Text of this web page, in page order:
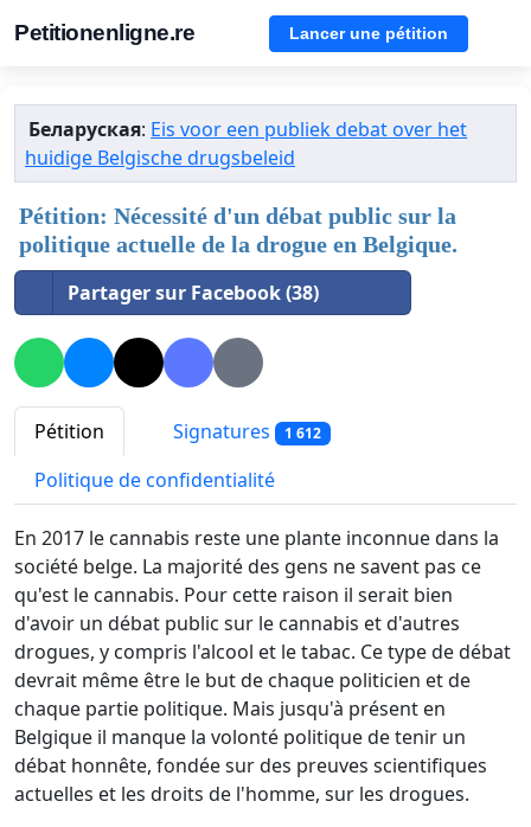
Petitionenligne.re Lancer une pétition
Беларуская: Eis voor een publiek debat over het
huidige Belgische drugsbeleid
Pétition: Nécessité d'un débat public sur la
politique actuelle de la drogue en Belgique.
Partager sur Facebook (38)
Pétition Signatures 1 612
Politique de confidentialité
En 2017 le cannabis reste une plante inconnue dans la
société belge. La majorité des gens ne savent pas ce
qu'est le cannabis. Pour cette raison il serait bien
d'avoir un débat public sur le cannabis et d'autres
drogues, y compris l'alcool et le tabac. Ce type de débat
devrait même être le but de chaque politicien et de
chaque partie politique. Mais jusqu'à présent en
Belgique il manque la volonté politique de tenir un
débat honnête, fondée sur des preuves scientifiques
actuelles et les droits de l'homme, sur les drogues.